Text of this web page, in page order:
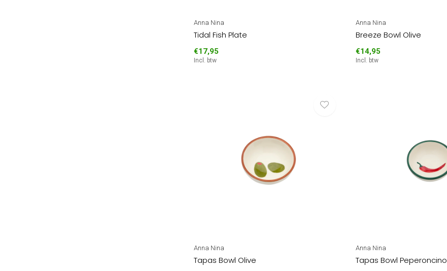
Anna Nina
Tidal Fish Plate
€17,95
Incl. btw
Anna Nina
Breeze Bowl Olive
€14,95
Incl. btw
Anna Nina
Tapas Bowl Olive
Anna Nina
Tapas Bowl Peperoncino